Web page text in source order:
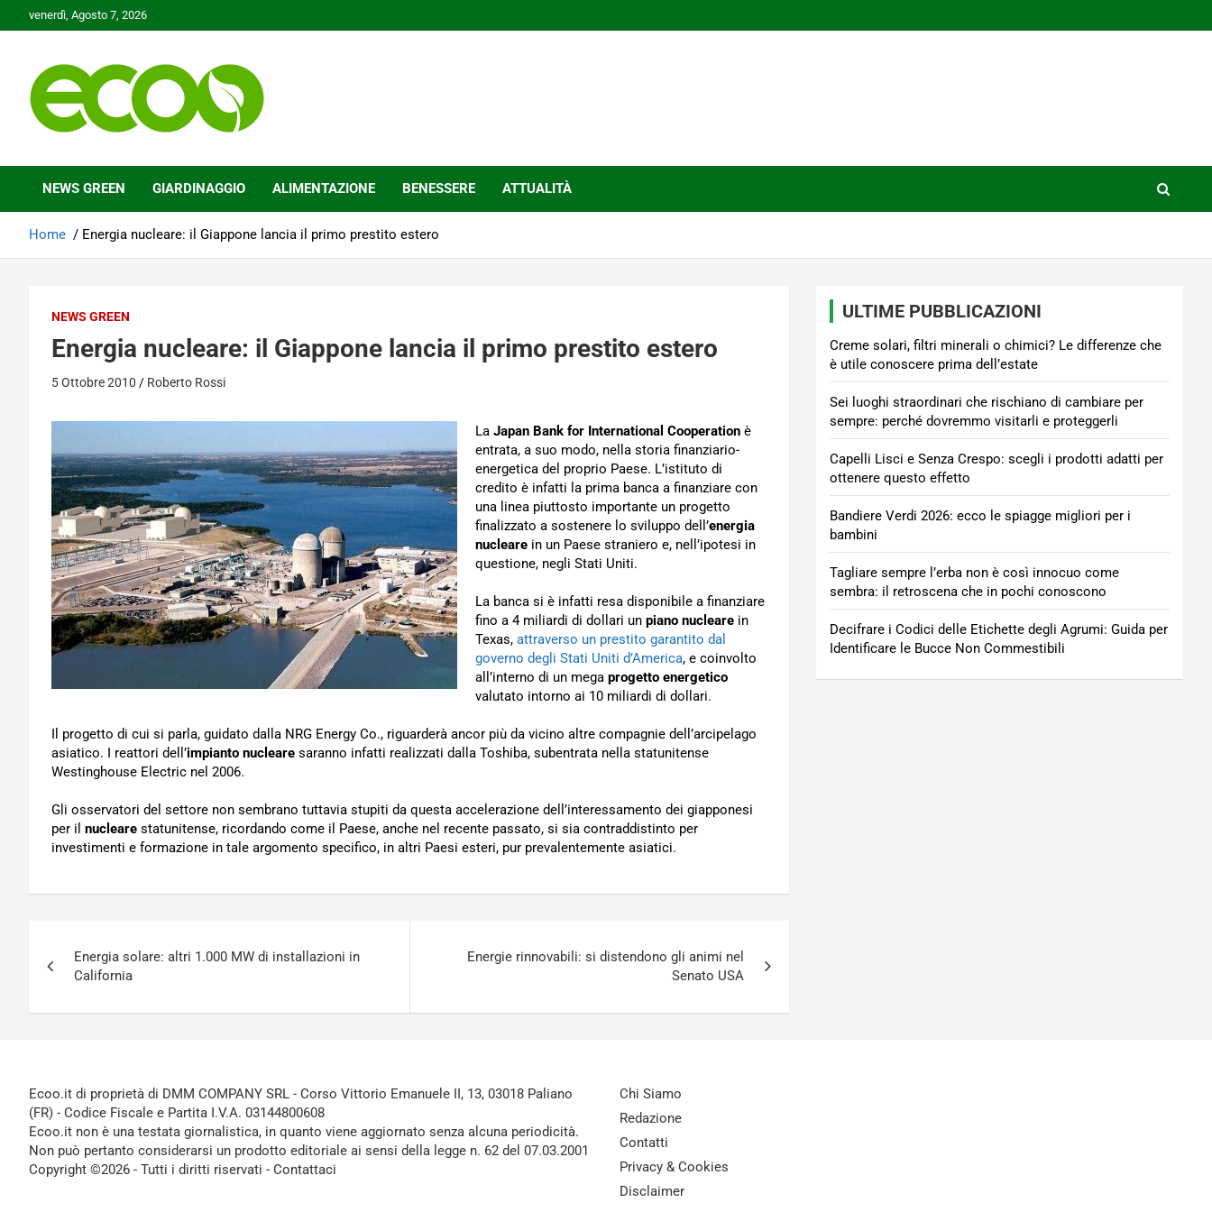
to
venerdì, Agosto 7, 2026
Ecoo.it
NEWS GREEN GIARDINAGGIO ALIMENTAZIONE BENESSERE ATTUALITÀ
Home Energia nucleare: il Giappone lancia il primo prestito estero
NEWS GREEN
Energia nucleare: il Giappone lancia il primo prestito estero
5 Ottobre 2010 Roberto Rossi
La Japan Bank for International Cooperation è
entrata, a suo modo, nella storia finanziario-
energetica del proprio Paese. L’istituto di
credito è infatti la prima banca a finanziare con
una linea piuttosto importante un progetto
finalizzato a sostenere lo sviluppo dell’energia
nucleare in un Paese straniero e, nell’ipotesi in
questione, negli Stati Uniti.
La banca si è infatti resa disponibile a finanziare
fino a 4 miliardi di dollari un piano nucleare in
Texas, attraverso un prestito garantito dal
governo degli Stati Uniti d’America, e coinvolto
all’interno di un mega progetto energetico
valutato intorno ai 10 miliardi di dollari.
Il progetto di cui si parla, guidato dalla NRG Energy Co., riguarderà ancor più da vicino altre compagnie dell’arcipelago
asiatico. I reattori dell’impianto nucleare saranno infatti realizzati dalla Toshiba, subentrata nella statunitense
Westinghouse Electric nel 2006.
Gli osservatori del settore non sembrano tuttavia stupiti da questa accelerazione dell’interessamento dei giapponesi
per il nucleare statunitense, ricordando come il Paese, anche nel recente passato, si sia contraddistinto per
investimenti e formazione in tale argomento specifico, in altri Paesi esteri, pur prevalentemente asiatici.
articoli
Energia solare: altri 1.000 MW di installazioni in
California
Energie rinnovabili: si distendono gli animi nel
Senato USA
ULTIME PUBBLICAZIONI
Creme solari, filtri minerali o chimici? Le differenze che
è utile conoscere prima dell’estate
Sei luoghi straordinari che rischiano di cambiare per
sempre: perché dovremmo visitarli e proteggerli
Capelli Lisci e Senza Crespo: scegli i prodotti adatti per
ottenere questo effetto
Bandiere Verdi 2026: ecco le spiagge migliori per i
bambini
Tagliare sempre l’erba non è così innocuo come
sembra: il retroscena che in pochi conoscono
Decifrare i Codici delle Etichette degli Agrumi: Guida per
Identificare le Bucce Non Commestibili
Ecoo.it di proprietà di DMM COMPANY SRL - Corso Vittorio Emanuele II, 13, 03018 Paliano
(FR) - Codice Fiscale e Partita I.V.A. 03144800608
Ecoo.it non è una testata giornalistica, in quanto viene aggiornato senza alcuna periodicità.
Non può pertanto considerarsi un prodotto editoriale ai sensi della legge n. 62 del 07.03.2001
Copyright ©2026 - Tutti i diritti riservati - Contattaci
Chi Siamo
Redazione
Contatti
Privacy & Cookies
Disclaimer